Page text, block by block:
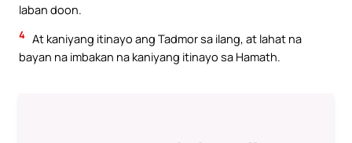
laban doon.
4 At kaniyang itinayo ang Tadmor sa ilang, at lahat na
bayan na imbakan na kaniyang itinayo sa Hamath.